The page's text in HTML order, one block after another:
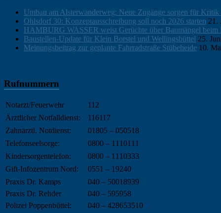
Umbau am Alsterwanderweg: Neue Zugänge sorgen für Kritik
Ohlsdorf 30: Konzeptausschreibung soll noch 2026 starten 21.
HAMBURG WASSER weist Gerüchte über Baumängel
Baustellen-Update für Klein Borstel und Wellingsbüttel 25.
Meinungsbeitrag zur geplante Fahrradstraße Stübeheide 10.
Rufnummern
Notarzt/Feuerwehr
112
Ärztlicher Notfalldienst:
116117
Zahnärztl. Notdienst:
01805 – 050518
Telefonseelsorge:
0800 – 1110111
Kindersorgentelefon:
0800 – 1110333
Gift-Infozentrum Nord:
0551 – 19240
Praxis Dr. Kamps
040 – 50018939
Praxis Dr. Rehder
040 – 595958
Polizei Poppenbüttel:
040 – 428653510